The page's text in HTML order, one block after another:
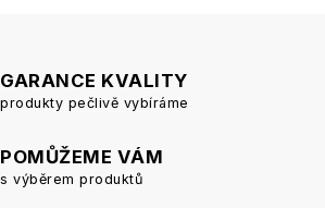
GARANCE KVALITY
produkty pečlivě vybíráme
POMŮŽEME VÁM
s výběrem produktů